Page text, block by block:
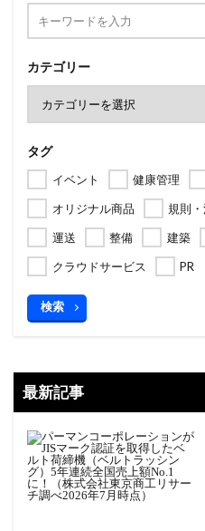
カテゴリー
タグ
イベント 健康管理
オリジナル商品
規則
運送
整備 建築
クラウドサービス
PR
検索
最新記事